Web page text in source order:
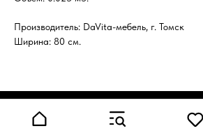
Производитель: DaVita-мебель, г. Томск
Ширина: 80 см.
Made on Tilda